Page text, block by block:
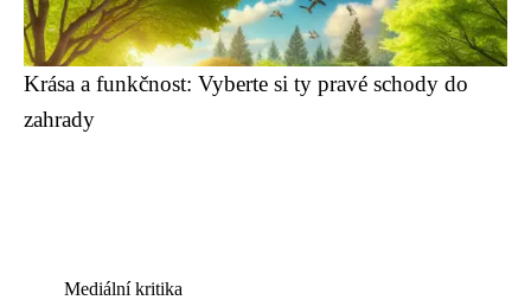
Krása a funkčnost: Vyberte si ty pravé schody do
zahrady
Mediální kritika